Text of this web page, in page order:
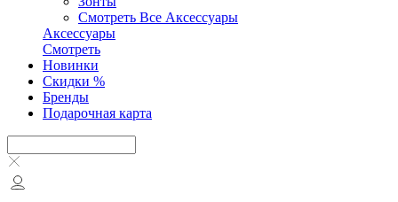
Смотреть Все Аксессуары
Аксессуары
Смотреть
Новинки
Скидки %
Бренды
Подарочная карта